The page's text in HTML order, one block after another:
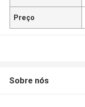
Preço
Sobre nós